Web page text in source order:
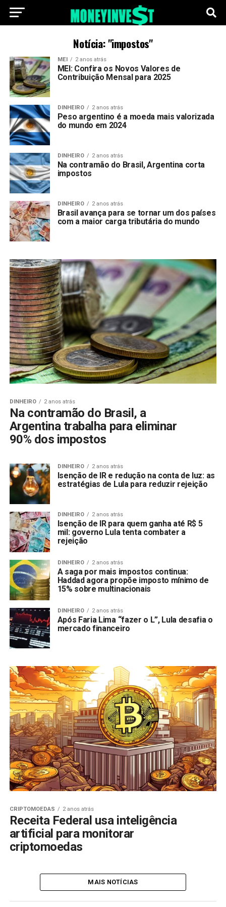
Notícia: "impostos"
MEI 2 anos atrás
MEI: Confira os Novos Valores de
Contribuição Mensal para 2025
DINHEIRO 2 anos atrás
Peso argentino é a moeda mais valorizada
do mundo em 2024
DINHEIRO 2 anos atrás
Na contramão do Brasil, Argentina corta
impostos
DINHEIRO 2 anos atrás
Brasil avança para se tornar um dos países
com a maior carga tributária do mundo
DINHEIRO 2 anos atrás
Na contramão do Brasil, a
Argentina trabalha para eliminar
90% dos impostos
DINHEIRO 2 anos atrás
Isenção de IR e redução na conta de luz: as
estratégias de Lula para reduzir rejeição
DINHEIRO 2 anos atrás
Isenção de IR para quem ganha até R$ 5
mil: governo Lula tenta combater a
rejeição
DINHEIRO 2 anos atrás
A saga por mais impostos continua:
Haddad agora propõe imposto mínimo de
15% sobre multinacionais
DINHEIRO 2 anos atrás
Após Faria Lima “fazer o L”, Lula desafia o
mercado financeiro
CRIPTOMOEDAS 2 anos atrás
Receita Federal usa inteligência
artificial para monitorar
criptomoedas
MAIS NOTÍCIAS